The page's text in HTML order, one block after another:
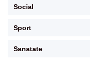
Social
Sport
Sanatate